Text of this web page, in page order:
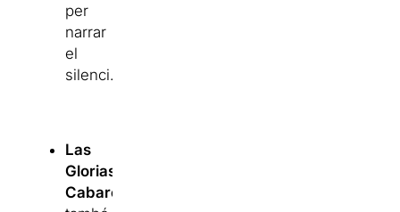
per
narrar
el
silenci.
Las
Glorias
Cabareteras